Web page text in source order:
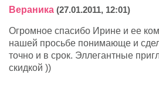
Вераника (27.01.2011, 12:01)
Огромное спасибо Ирине и ее
нашей просьбе понимающе и
точно и в срок. Эллегантные
скидкой ))